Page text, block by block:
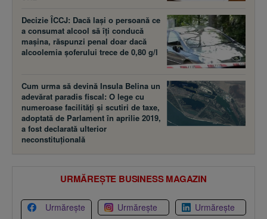
Decizie ÎCCJ: Dacă laşi o persoană ce
a consumat alcool să îţi conducă
maşina, răspunzi penal doar dacă
alcoolemia şoferului trece de 0,80 g/l
Cum urma să devină Insula Belina un
adevărat paradis fiscal: O lege cu
numeroase facilităţi şi scutiri de taxe,
adoptată de Parlament în aprilie 2019,
a fost declarată ulterior
neconstituţională
URMĂREȘTE BUSINESS MAGAZIN
Urmărește Urmărește Urmărește